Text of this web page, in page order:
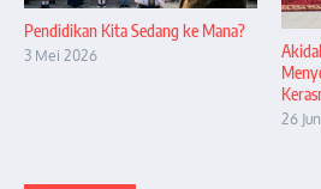
Pendidikan Kita Sedang ke Mana?
3 Mei 2026
26